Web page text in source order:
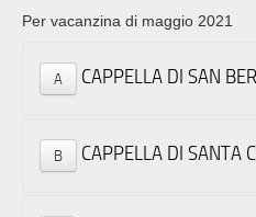
HOST
CONTACTS
PRESS
Per vacanzina di maggio 2021
A CAPPELLA DI SAN
B CAPPELLA DI SANTA